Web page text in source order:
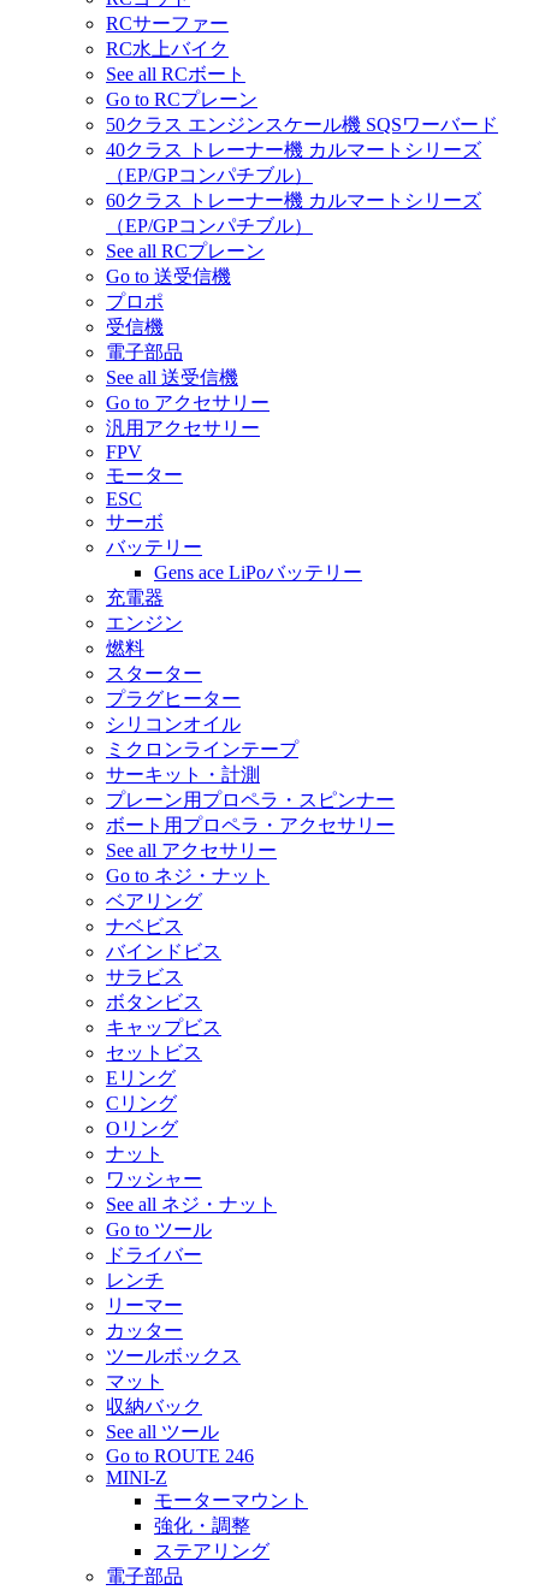
RCサーファー
RC水上バイク
See all RCボート
Go to RCプレーン
50クラス エンジンスケール機 SQSワーバード
40クラス トレーナー機 カルマートシリーズ
（EP/GPコンパチブル）
60クラス トレーナー機 カルマートシリーズ
（EP/GPコンパチブル）
See all RCプレーン
Go to 送受信機
プロポ
受信機
電子部品
See all 送受信機
Go to アクセサリー
汎用アクセサリー
FPV
モーター
ESC
サーボ
バッテリー
Gens ace LiPoバッテリー
充電器
エンジン
燃料
スターター
プラグヒーター
シリコンオイル
ミクロンラインテープ
サーキット・計測
プレーン用プロペラ・スピンナー
ボート用プロペラ・アクセサリー
See all アクセサリー
Go to ネジ・ナット
ベアリング
ナベビス
バインドビス
サラビス
ボタンビス
キャップビス
セットビス
Eリング
Cリング
Oリング
ナット
ワッシャー
See all ネジ・ナット
Go to ツール
ドライバー
レンチ
リーマー
カッター
ツールボックス
マット
収納バック
See all ツール
Go to ROUTE 246
MINI-Z
モーターマウント
強化・調整
ステアリング
電子部品